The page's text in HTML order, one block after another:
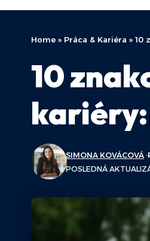
Home » Práca & Kariéra » 10
10
kariéry:
POSLEDNÁ
SIMONA KOVÁCOVÁ